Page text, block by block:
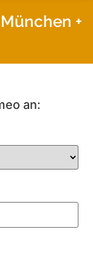
+
an: